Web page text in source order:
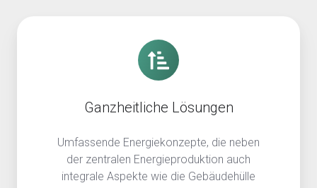
Ganzheitliche Lösungen
Umfassende Energiekonzepte, die neben
der zentralen Energieproduktion auch
integrale Aspekte wie die Gebäudehülle